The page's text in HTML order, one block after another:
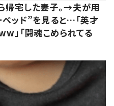
帰宅した妻子。→夫が用
ッド”を見ると…「英才
」「闘魂こめられてる